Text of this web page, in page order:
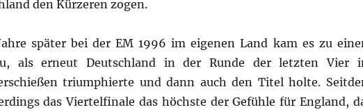
den Kürzeren zogen.
später bei der EM 1996 im eigenen Land kam es zu
als erneut Deutschland in der Runde der letzten Vier
triumphierte und dann auch den Titel holte.
das Viertelfinale das höchste der Gefühle für England,